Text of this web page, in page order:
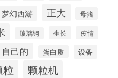
梦幻西游 正大 母猪
玻璃钢 生长 疫情
自己的 蛋白质 设备
粒 颗粒机